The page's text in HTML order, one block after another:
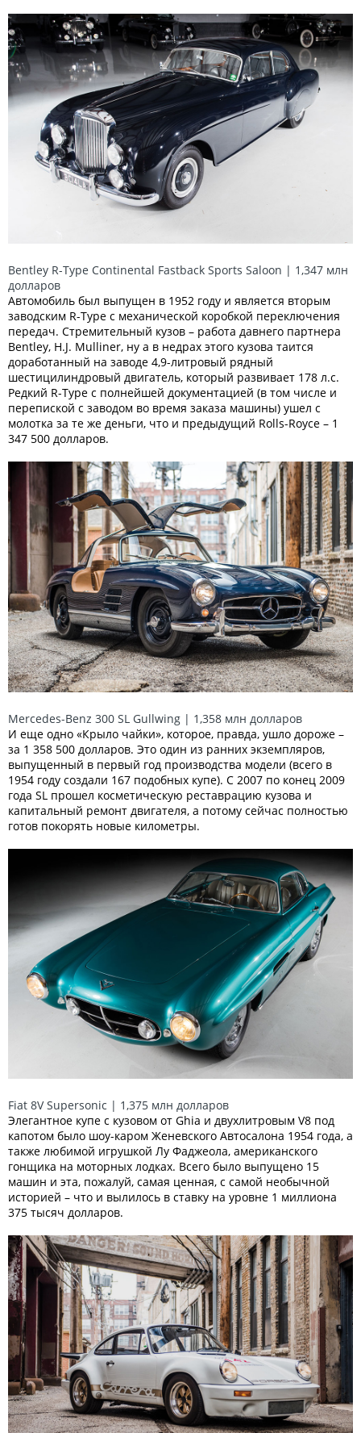
Bentley R-Type Continental Fastback Sports Saloon | 1,347 млн
долларов
Автомобиль был выпущен в 1952 году и является вторым
заводским R-Type с механической коробкой переключения
передач. Стремительный кузов – работа давнего партнера
Bentley, H.J. Mulliner, ну а в недрах этого кузова таится
доработанный на заводе 4,9-литровый рядный
шестицилиндровый двигатель, который развивает 178 л.с.
Редкий R-Type с полнейшей документацией (в том числе и
перепиской с заводом во время заказа машины) ушел с
молотка за те же деньги, что и предыдущий Rolls-Royce – 1
347 500 долларов.
Mercedes-Benz 300 SL Gullwing | 1,358 млн долларов
И еще одно «Крыло чайки», которое, правда, ушло дороже –
за 1 358 500 долларов. Это один из ранних экземпляров,
выпущенный в первый год производства модели (всего в
1954 году создали 167 подобных купе). С 2007 по конец 2009
года SL прошел косметическую реставрацию кузова и
капитальный ремонт двигателя, а потому сейчас полностью
готов покорять новые километры.
Fiat 8V Supersonic | 1,375 млн долларов
Элегантное купе с кузовом от Ghia и двухлитровым V8 под
капотом было шоу-каром Женевского Автосалона 1954 года, а
также любимой игрушкой Лу Фаджеола, американского
гонщика на моторных лодках. Всего было выпущено 15
машин и эта, пожалуй, самая ценная, с самой необычной
историей – что и вылилось в ставку на уровне 1 миллиона
375 тысяч долларов.